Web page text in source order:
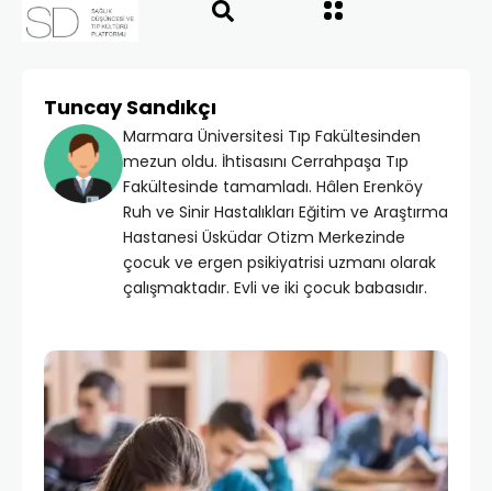
Tuncay Sandıkçı
Marmara Üniversitesi Tıp Fakültesinden
mezun oldu. İhtisasını Cerrahpaşa Tıp
Fakültesinde tamamladı. Hâlen Erenköy
Ruh ve Sinir Hastalıkları Eğitim ve Araştırma
Hastanesi Üsküdar Otizm Merkezinde
çocuk ve ergen psikiyatrisi uzmanı olarak
çalışmaktadır. Evli ve iki çocuk babasıdır.